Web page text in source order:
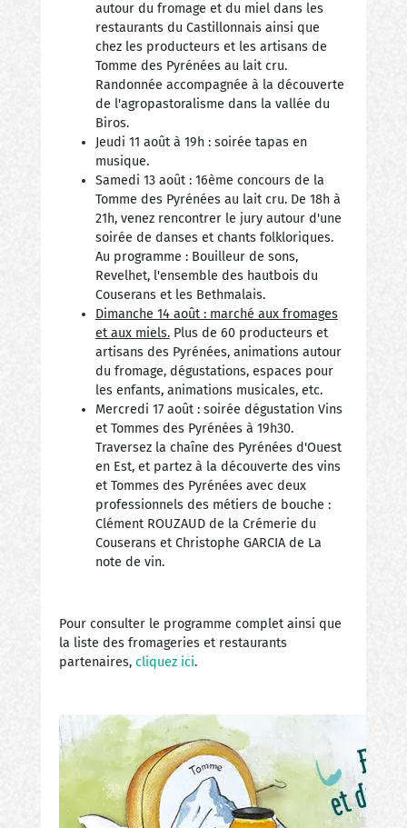
autour du fromage et du miel dans les
restaurants du Castillonnais ainsi que
chez les producteurs et les artisans de
Tomme des Pyrénées au lait cru.
Randonnée accompagnée à la découverte
de l'agropastoralisme dans la vallée du
Biros.
Jeudi 11 août à 19h : soirée tapas en
musique.
Samedi 13 août : 16ème concours de la
Tomme des Pyrénées au lait cru. De 18h à
21h, venez rencontrer le jury autour d'une
soirée de danses et chants folkloriques.
Au programme : Bouilleur de sons,
Revelhet, l'ensemble des hautbois du
Couserans et les Bethmalais.
Dimanche 14 août : marché aux fromages
et aux miels.Plus de 60 producteurs et
artisans des Pyrénées, animations autour
du fromage, dégustations, espaces pour
les enfants, animations musicales, etc.
Mercredi 17 août : soirée dégustation Vins
et Tommes des Pyrénées à 19h30.
Traversez la chaîne des Pyrénées d'Ouest
en Est, et partez à la découverte des vins
et Tommes des Pyrénées avec deux
professionnels des métiers de bouche :
Clément ROUZAUD de la Crémerie du
Couserans et Christophe GARCIA de La
note de vin.
Pour consulter le programme complet ainsi que
la liste des fromageries et restaurants
partenaires, cliquez ici.